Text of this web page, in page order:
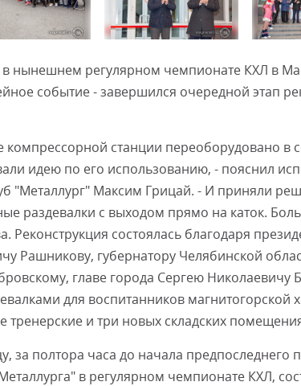
в нынешнем регулярном чемпионате КХЛ в
событие - завершился очередной этап
станции переоборудовано в
идею по его использованию, - пояснил
"Металлург" Максим Грицай. - И приняли
раздевалки с выходом прямо на каток.
Реконструкция состоялась благодаря
Рашникову, губернатору Челябинской
главе города Сергею Николаевичу
для воспитанников магнитогорской
тренерские и три новых складских
за полтора часа до начала предпоследнего
в регулярном чемпионате КХЛ,